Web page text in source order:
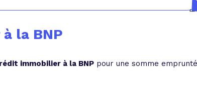
la BNP
immobilier à la BNP pour une somme